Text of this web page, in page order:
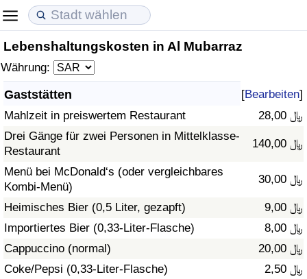
Lebenshaltungskosten in Al Mubarraz
Währung:
Gaststätten [Bearbeiten]
Mahlzeit in preiswertem Restaurant
28,00 ﷼
Drei Gänge für zwei Personen in Mittelklasse-
Restaurant
140,00 ﷼
Menü bei McDonald‘s (oder vergleichbares
Kombi-Menü)
30,00 ﷼
Heimisches Bier (0,5 Liter, gezapft)
9,00 ﷼
Importiertes Bier (0,33-Liter-Flasche)
8,00 ﷼
Cappuccino (normal)
20,00 ﷼
Coke/Pepsi (0,33-Liter-Flasche)
2,50 ﷼
Lebenshaltungskosten
Lebenshaltungskosten-Index (aktuell)
Lebenshaltungskosten-Index
Lebenshaltungskosten-Index nach Land
in Akaba
Immobilienpreise
Immobilienpreis-Index (aktuell)
Immobilienpreis-Index
Immobilienpreis-Index nach Land
Lebensqualität
Lebensqualität-Index
Lebensqualität-Index (aktuell)
Lebensqualitätsindex nach Land
Kriminalität
Kriminalitäts-Index (aktuell)
Kriminalitäts-Index